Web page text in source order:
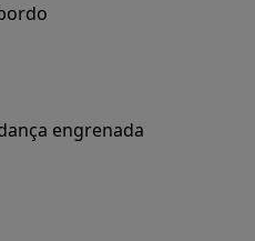
engrenada